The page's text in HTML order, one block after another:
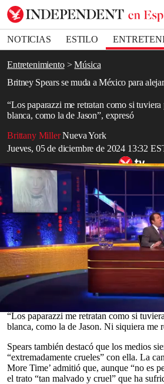
NOTICIAS ESTILO
DEPORTES
Entretenimiento
Música
Britney Spears se muda a México para
“Los paparazzi me retratan como si tuviera
blanca, como la de Jason”, expresó
Brittany Miller Nueva York
Jueves, 05 de diciembre de 2024 13:32
Bookmark popover
Removed from bookmarks
Close popover
seconds
seconds
Relacionado: ITV presenta un clip
donde la cantante habla sobre su tutela
Read in English
Britney Spearsreveló su intención de
Unidos.
En un video reciente publicado en su
cantante de ‘Oops!...I Did It Again’
detrás de su decisión: el trato de los
para mí”, expresó con pesar.
“Los paparazzi me retratan como si
blanca, como la de Jason. Ni siquiera me
Spears también destacó que los medios
“extremadamente crueles” con ella. La
More Time’ admitió que, aunque “no es
el trato “tan malvado y cruel” que ha